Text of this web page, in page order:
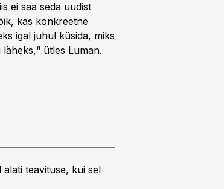
ei saa seda uudist
kas konkreetne
igal juhul küsida, miks
ütles Luman.
alati teavituse, kui sel